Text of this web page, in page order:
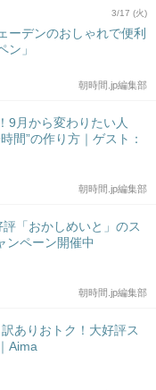
3/17 (火)
ーデンのおしゃれで便利
ン」
朝時間.jp編集部
9月から変わりたい人
間”の作り方｜ゲスト：
朝時間.jp編集部
評「おかしめいと」のス
ンペーン開催中
朝時間.jp編集部
ありおトク！大好評ス
Aima